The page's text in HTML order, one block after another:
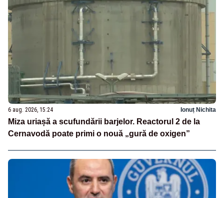
6 aug. 2026, 15:24 Ionuț Nichita
Miza uriașă a scufundării barjelor. Reactorul 2 de la
Cernavodă poate primi o nouă „gură de oxigen”